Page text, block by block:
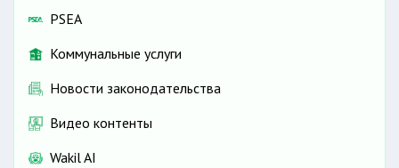
PSEA
Коммунальные услуги
Новости законодательства
Видео контенты
Wakil AI